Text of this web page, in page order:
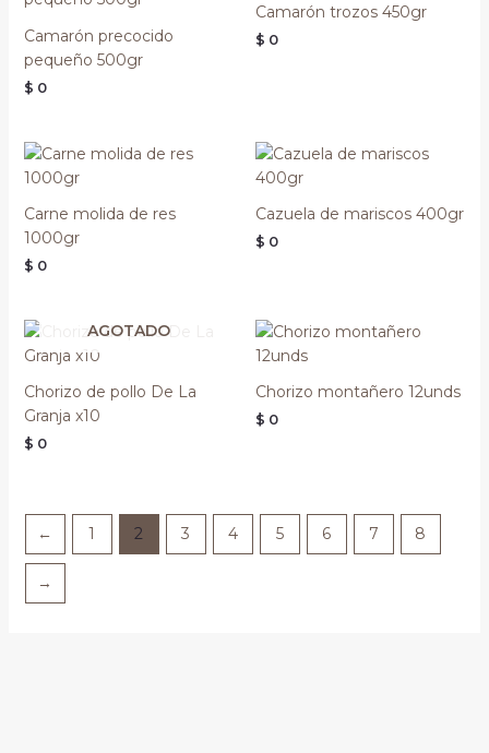
Camarón precocido
pequeño 500gr
$ 0
Camarón trozos 450gr
$ 0
Carne molida de res
1000gr
$ 0
Cazuela de mariscos 400gr
$ 0
AGOTADO
Chorizo de pollo De La
Granja x10
$ 0
Chorizo montañero 12unds
$ 0
← 1 2 3 4 5 6 7 8
→